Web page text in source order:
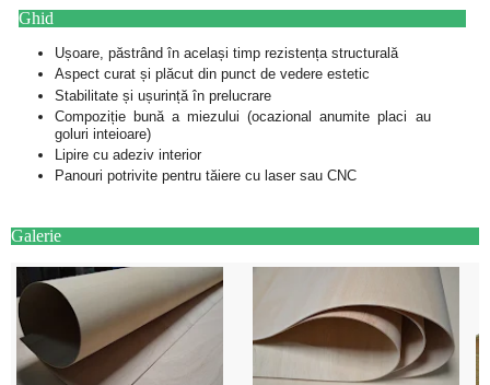
Ghid
Ușoare, păstrând în același timp rezistența structurală
Aspect curat și plăcut din punct de vedere estetic
Stabilitate și ușurință în prelucrare
Compoziție bună a miezului (ocazional anumite placi au
goluri inteioare)
Lipire cu adeziv interior
Panouri potrivite pentru tăiere cu laser sau CNC
Galerie